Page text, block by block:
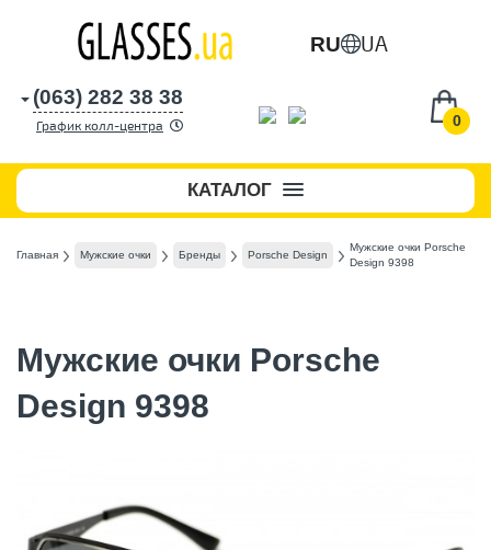
RU UA
0
(063) 282 38 38
График колл-центра
КАТАЛОГ
Главная Мужские очки Бренды Porsche Design
Мужские очки Porsche
Design 9398
Мужские очки Porsche
Design 9398